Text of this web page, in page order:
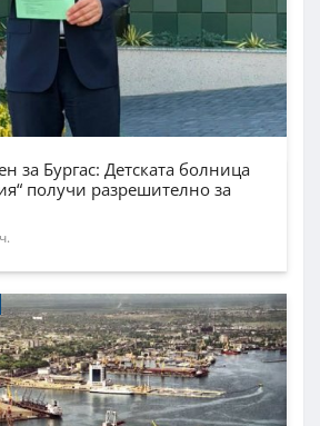
за Бургас: Детската болница
получи разрешително за